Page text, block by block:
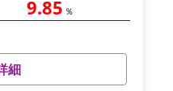
9.85 ％
細